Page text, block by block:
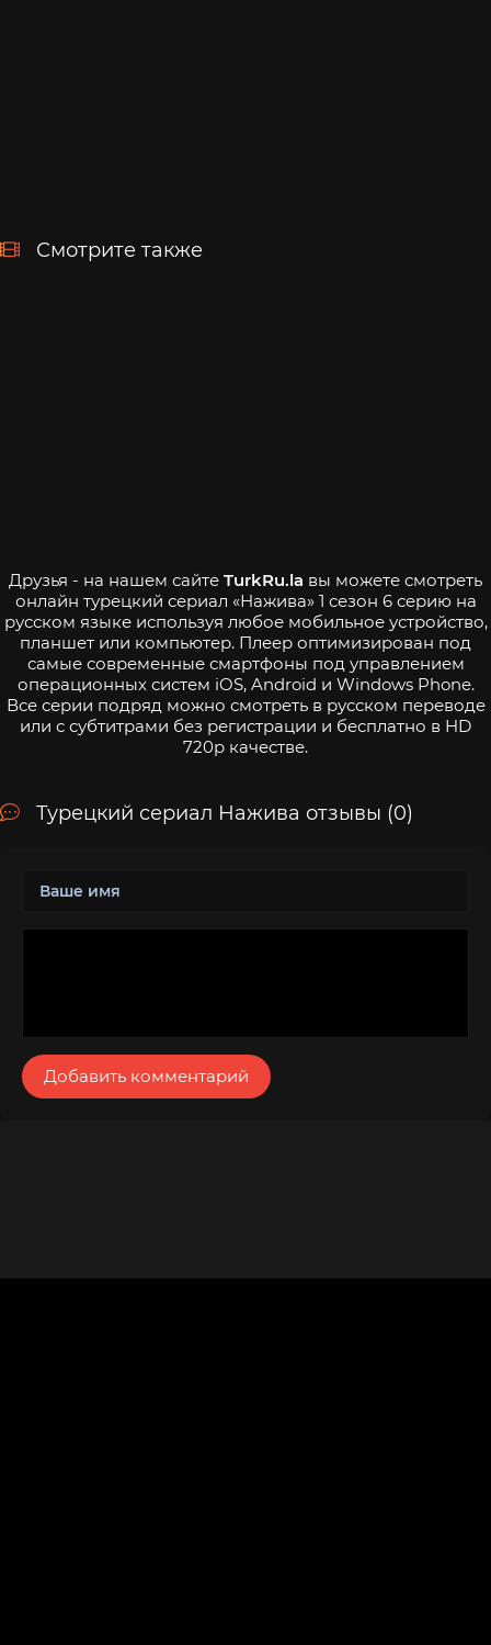
Смотрите также
Друзья - на нашем сайте TurkRu.la вы можете смотреть
онлайн турецкий сериал «Нажива» 1 сезон 6 серию на
русском языке используя любое мобильное устройство,
планшет или компьютер. Плеер оптимизирован под
самые современные смартфоны под управлением
операционных систем iOS, Android и Windows Phone.
Все серии подряд можно смотреть в русском переводе
или с субтитрами без регистрации и бесплатно в HD
720p качестве.
Турецкий сериал Нажива отзывы (0)
Добавить комментарий